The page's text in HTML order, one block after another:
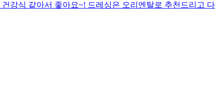
강식 같아서 좋아요~! 드레싱은 오리엔탈로 추천드리고 다